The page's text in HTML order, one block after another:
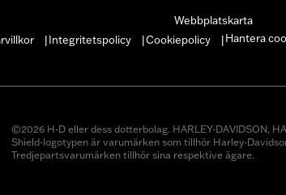
Webbplatskarta
Integritetspolicy Cookiepolicy Hantera
©2026 H-D eller dess dotterbolag. HARLEY-DAVIDSON,
Shield-logotypen är varumärken som tillhör Harley-
Tredjepartsvarumärken tillhör sina respektive ägare.